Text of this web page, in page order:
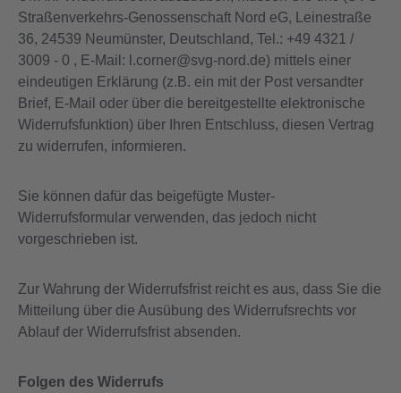
Straßenverkehrs-Genossenschaft Nord eG, Leinestraße
36, 24539 Neumünster, Deutschland, Tel.: +49 4321 /
3009 - 0 , E-Mail: l.corner@svg-nord.de) mittels einer
eindeutigen Erklärung (z.B. ein mit der Post versandter
Brief, E-Mail oder über die bereitgestellte elektronische
Widerrufsfunktion) über Ihren Entschluss, diesen Vertrag
zu widerrufen, informieren.
Sie können dafür das beigefügte Muster-
Widerrufsformular verwenden, das jedoch nicht
vorgeschrieben ist.
Zur Wahrung der Widerrufsfrist reicht es aus, dass Sie die
Mitteilung über die Ausübung des Widerrufsrechts vor
Ablauf der Widerrufsfrist absenden.
Folgen des Widerrufs